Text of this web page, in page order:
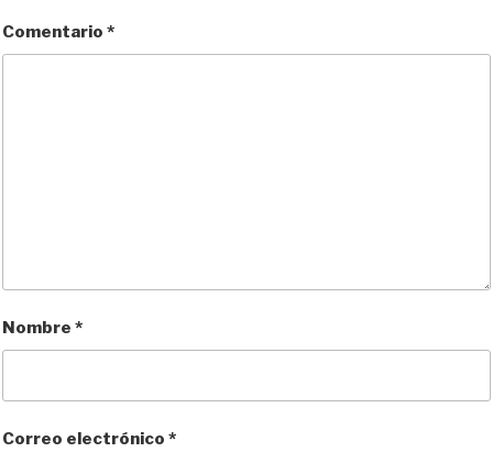
Comentario *
Nombre *
Correo electrónico *